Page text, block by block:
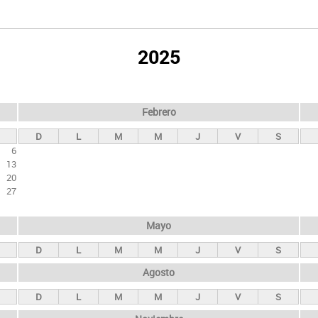
2025
6
13
20
27
Febrero
D L M M J V S
Mayo
D L M M J V S
Agosto
D L M M J V S